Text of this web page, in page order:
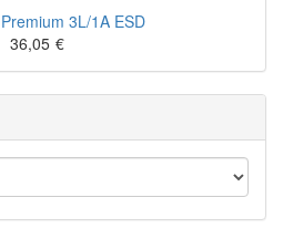
3L/1A ESD
36,05 €